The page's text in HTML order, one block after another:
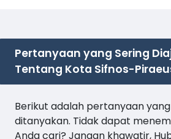
Pertanyaan yang Sering
Tentang Kota Sifnos-
Berikut adalah pertanyaan
ditanyakan. Tidak dapat
Anda cari? Jangan khawatir,